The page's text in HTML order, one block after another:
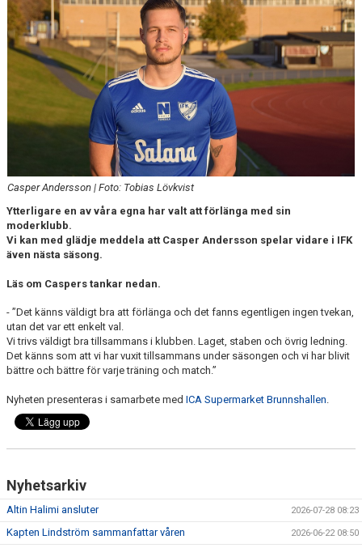
Casper Andersson | Foto: Tobias Lövkvist
Ytterligare en av våra egna har valt att förlänga med sin
moderklubb.
Vi kan med glädje meddela att Casper Andersson spelar vidare i IFK
även nästa säsong.
Läs om Caspers tankar nedan.
- ”Det känns väldigt bra att förlänga och det fanns egentligen ingen tvekan,
utan det var ett enkelt val.
Vi trivs väldigt bra tillsammans i klubben. Laget, staben och övrig ledning.
Det känns som att vi har vuxit tillsammans under säsongen och vi har blivit
bättre och bättre för varje träning och match.”
Nyheten presenteras i samarbete med ICA Supermarket Brunnshallen.
Nyhetsarkiv
Altin Halimi ansluter 2026-07-28 08:23
Kapten Lindström sammanfattar våren 2026-06-22 08:50